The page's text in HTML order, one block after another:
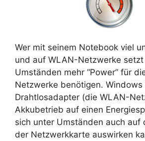
Wer mit seinem Notebook viel
und auf WLAN-Netzwerke
Umständen mehr “Power” für
Netzwerke benötigen.
Drahtlosadapter (die WLAN-
Akkubetrieb auf einen
sich unter Umständen auch auf
der Netzwerkkarte auswirken